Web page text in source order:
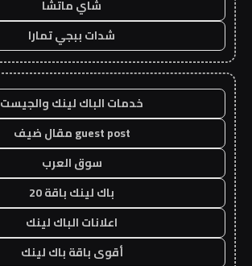
شاي ماتشا
شدات ببجي تمارا
خدمات الباك لينك والجيست
guest post مقال ضيف
سوق العرب
باك لينك باقة 20
اعلانات الباك لينك
أقوى باقة باك لينك